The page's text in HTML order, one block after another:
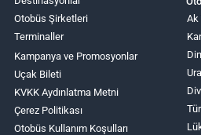
Otobüs Şirketleri
Terminaller
Kampanya ve Promosyonlar
Uçak Bileti
KVKK Aydınlatma Metni
Çerez Politikası
Otobüs Kullanım Koşulları
Ak